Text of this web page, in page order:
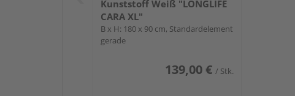
Kunststoff Weiß "LONGLIFE
CARA XL"
B x H: 180 x 90 cm, Standardelement
gerade
139,00 € / Stk.